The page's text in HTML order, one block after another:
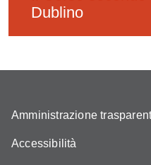
Dublino
Amministrazione
Accessibilità